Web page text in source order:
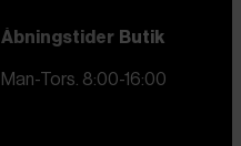
Åbningstider Butik
Man-Tors. 8:00-16:00